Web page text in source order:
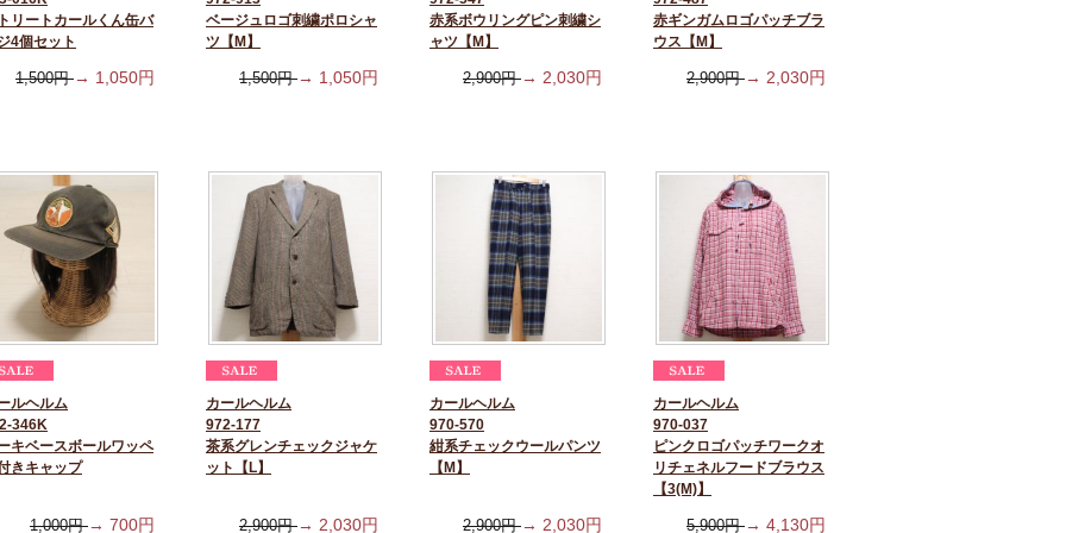
リートカールくん缶バ
4個セット
1,500円→ 1,050円
ベージュロゴ刺繍ポロシャ
ツ【M】
1,500円→ 1,050円
赤系ボウリングピン刺繍シ
ャツ【M】
2,900円→ 2,030円
赤ギンガムロゴパッチブラ
ウス【M】
2,900円→ 2,030円
ルヘルム
346K
キベースボールワッペ
きキャップ
1,000円→ 700円
カールヘルム
972-177
茶系グレンチェックジャケ
ット【L】
2,900円→ 2,030円
カールヘルム
970-570
紺系チェックウールパンツ
【M】
2,900円→ 2,030円
カールヘルム
970-037
ピンクロゴパッチワークオ
リチェネルフードブラウス
【3(M)】
5,900円→ 4,130円